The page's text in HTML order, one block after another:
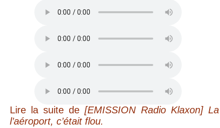
Lire la suitede[EMISSION Radio Klaxon]
l’aéroport, c’était flou.